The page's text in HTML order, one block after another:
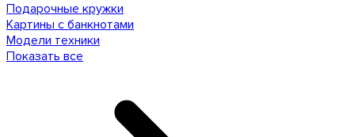
Подарочные кружки
Картины с банкнотами
Модели техники
Показать все